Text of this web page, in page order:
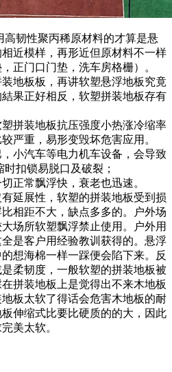
高韧性聚丙稀原材料的才算是悬
近模样，再形近但原材料不一样
正门口门垫，洗车房格栅）。
地板板，再讲软塑悬浮地板究竟
果正好相反，软塑拼装地板存有
拼装地板抗压强度小热涨冷缩率
严重，易形变毁坏危害应用。
小汽车等电力机车设备，会导致
扣锁易脱口及破裂；
正常飘浮快，衰老也迅速。
延展性，软塑的拼装地板受到损
相距不大，缺点多多的。户外场
场所软塑飘浮禁止使用。户外用
是客户用经验教训获得的。悬浮
想海棉一样一踩便会陷下来。反
柔韧度，一般软塑的拼装地板被
拼装地板上是觉得出不来木地板
板太软了得话会危害木地板的耐
伸缩式比要比硬质的的大，因此
美太软。